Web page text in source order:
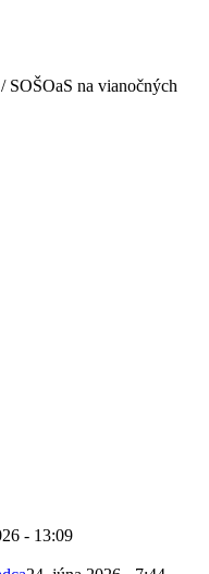
/ SOŠOaS na vianočných
- 13:09